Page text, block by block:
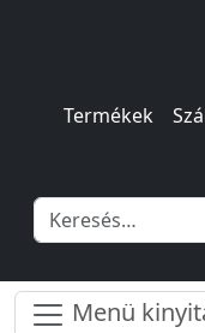
Termékek
Menü